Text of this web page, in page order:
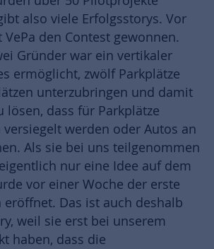
also viele Erfolgsstorys. Vor
VePa den Contest gewonnen.
Gründer war ein vertikaler
ermöglicht, zwölf Parkplätze
unterzubringen und damit
lösen, dass für Parkplätze
werden oder Autos an
Als sie bei uns teilgenommen
nur eine Idee auf dem
vor einer Woche der erste
eröffnet. Das ist auch deshalb
weil sie erst bei unserem
haben, dass die